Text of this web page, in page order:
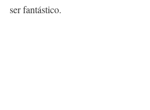
ser fantástico.